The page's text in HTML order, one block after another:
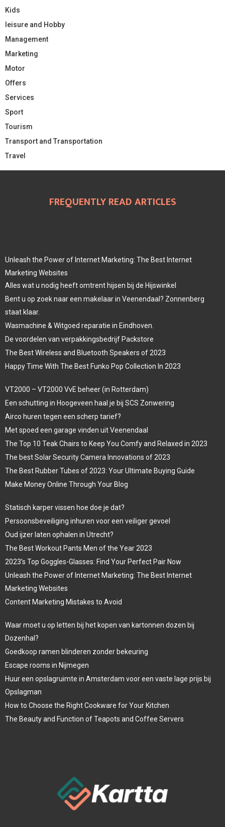
Kids
leisure and Hobby
Management
Marketing
Motor
Offers
Services
Sport
Tourism
Transport and Transportation
Travel
FREQUENTLY READ ARTICLES
Unleash the Power of Internet Marketing: The Best Internet
Marketing Websites
Alles wat u nodig heeft omtrent hijsen bij de Hijswinkel
Bent u op zoek naar een makelaar in Veenendaal? Zonnenberg
staat klaar.
Wasmachine & Witgoed reparatie in Eindhoven.
De voordelen van verpakkingsbedrijf Packstore
The Best Wireless and Bluetooth Speakers of 2023
Happy Time With The Best Funko Pop Collection In 2023
VT2000 – VT2000 VvE beheer (in Rotterdam)
Een schutting in Hoogeveen haal je bij SCS Zonwering
Airco huren tegen een scherp tarief?
Met spoed een garage vinden uit Veenendaal
The Top 10 Teak Chairs to Keep You Comfy and Relaxed in 2023
The best Solar Security Camera Innovations of 2023
The Best Rubber Tubes of 2023: Your Ultimate Buying Guide
Make Money Online Through Your Blog
Statisch karper vissen hoe doe je dat?
Persoonsbeveiliging inhuren voor een veiliger gevoel
Oud ijzer laten ophalen in Utrecht?
The Best Workout Pants Men of the Year 2023
2023’s Top Goggles-Glasses: Find Your Perfect Pair Now
Unleash the Power of Internet Marketing: The Best Internet
Marketing Websites
Content Marketing Mistakes to Avoid
Waar moet u op letten bij het kopen van kartonnen dozen bij
Dozenhal?
Goedkoop ramen blinderen zonder bekeuring
Escape rooms in Nijmegen
Huur een opslagruimte in Amsterdam voor een vaste lage prijs bij
Opslagman
How to Choose the Right Cookware for Your Kitchen
The Beauty and Function of Teapots and Coffee Servers